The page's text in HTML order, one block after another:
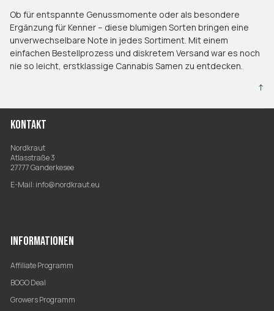
Ob für entspannte Genussmomente oder als besondere
Ergänzung für Kenner – diese blumigen Sorten bringen eine
unverwechselbare Note in jedes Sortiment. Mit einem
einfachen Bestellprozess und diskretem Versand war es noch
nie so leicht, erstklassige Cannabis Samen zu entdecken.
↑
KONTAKT
Nordkraut
Atlasstraße 3
27777 Ganderkesee
E-Mail: info@nordkraut.eu
INFORMATIONEN
Affiliate Programm
BOGO Deal
Growers Programm